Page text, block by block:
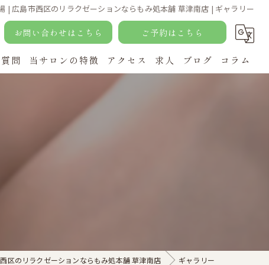
| 広島市西区のリラクゼーションならもみ処本舗 草津南店 | ギャラリー
お問い合わせはこちら ご予約はこちら
問 当サロンの特徴
もみほぐし
アクセス 求人 ブログ コラム
区のリラクゼーションならもみ処本舗 草津南店 ギャラリー